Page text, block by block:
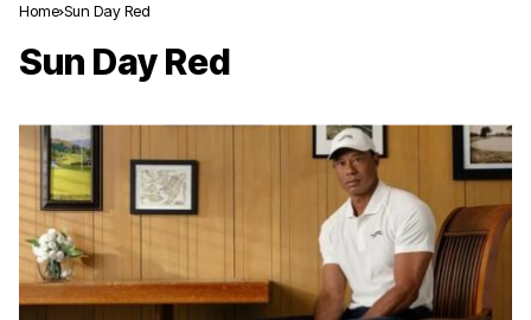
Home Sun Day Red
Sun Day Red